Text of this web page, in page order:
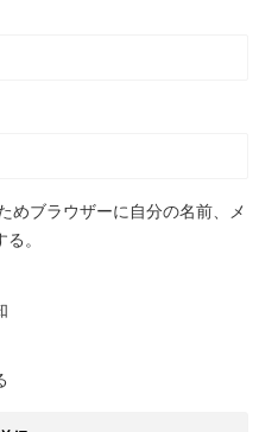
めブラウザーに自分の名前、メ
。